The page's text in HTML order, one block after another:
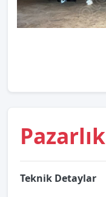
Pazarlık
Teknik Detaylar